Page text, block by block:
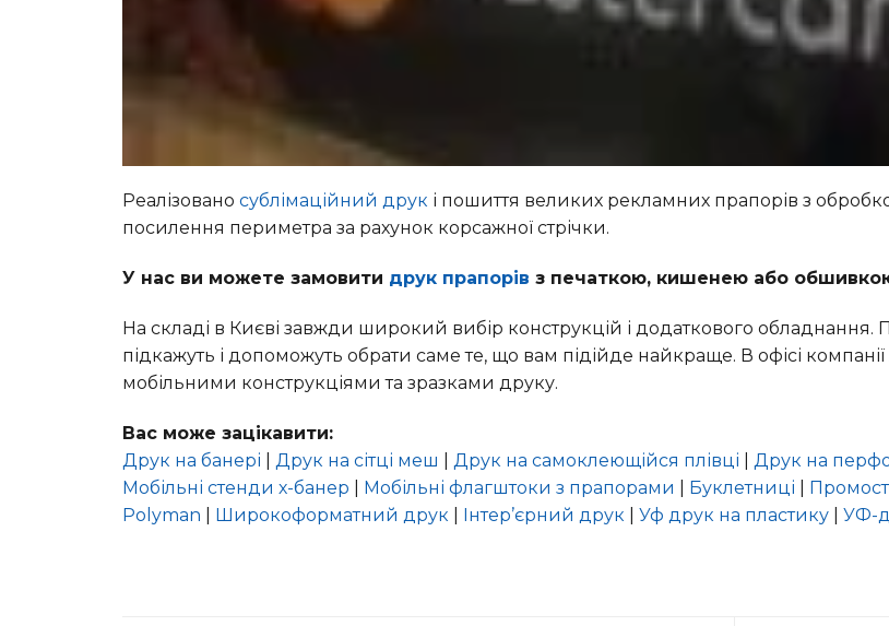
Реалізовано сублімаційний друк і пошиття великих рекламних прапорів з
посилення периметра за рахунок корсажної стрічки.
У нас ви можете замовити друк прапорів з печаткою, кишенею або
На складі в Києві завжди широкий вибір конструкцій і додаткового
підкажуть і допоможуть обрати саме те, що вам підійде найкраще. В офісі
мобільними конструкціями та зразками друку.
Вас може зацікавити:
Друк на банері
Друк на сітці меш Друк на самоклеющійся плівці Друк на
Мобільні стенди х-банер
Мобільні флагштоки з прапорами Буклетниці
Polyman
Широкоформатний друк Інтер’єрний друк Уф друк на пластику УФ-